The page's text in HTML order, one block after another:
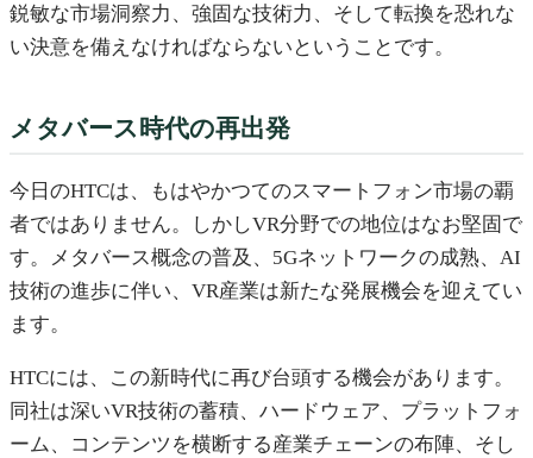
鋭敏な市場洞察力、強固な技術力、そして転換を恐れな
い決意を備えなければならないということです。
メタバース時代の再出発
今日のHTCは、もはやかつてのスマートフォン市場の覇
者ではありません。しかしVR分野での地位はなお堅固で
す。メタバース概念の普及、5Gネットワークの成熟、AI
技術の進歩に伴い、VR産業は新たな発展機会を迎えてい
ます。
HTCには、この新時代に再び台頭する機会があります。
同社は深いVR技術の蓄積、ハードウェア、プラットフォ
ーム、コンテンツを横断する産業チェーンの布陣、そし